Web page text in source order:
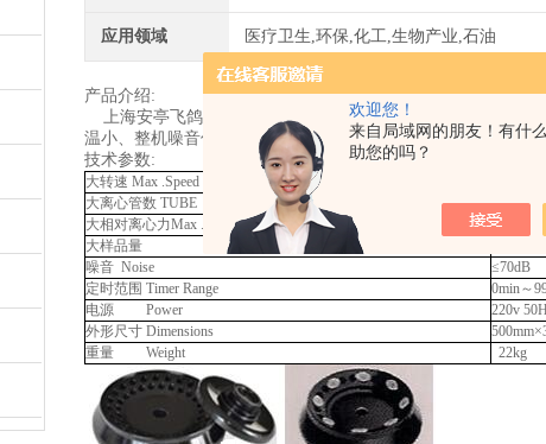
欢迎您！
来自局域网的朋友！有什
助您的吗？
应用领域 医疗卫生,环保,化工,生物产业,石油
产品介绍:
上海安亭飞鸽高速台式离心机TGL-12GB-C该机在TGL-
温小、整机噪音低、操作方便、安全可靠。
技术参数:
大转速 Max .Speed
大离心管数 TUBE
48×0.5ml
大相对离心力Max .RCF
12900(×g)
大样品量
噪音 Noise
≤70dB
定时范围 Timer Range
0min～
电源 Power
220v
外形尺寸 Dimensions
重量 Weight
22kg